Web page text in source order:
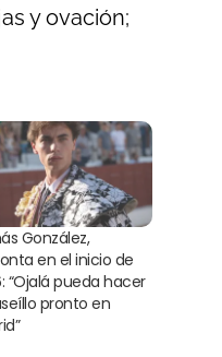
y ovación;
González,
en el inicio de
“Ojalá pueda hacer
pronto en